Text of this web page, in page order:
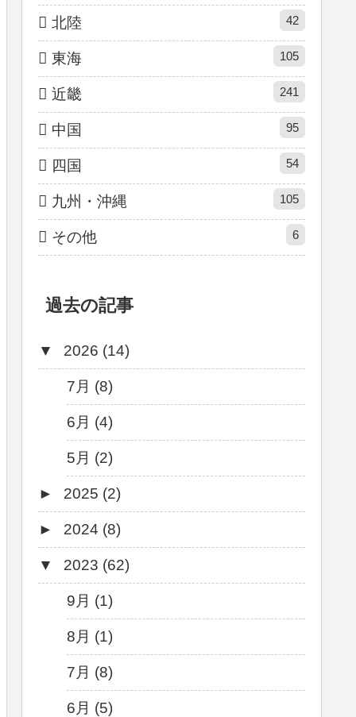
北陸 42
東海 105
近畿 241
中国 95
四国 54
九州・沖縄 105
その他 6
過去の記事
▼ 2026 (14)
7月 (8)
6月 (4)
5月 (2)
► 2025 (2)
12月 (1)
6月 (1)
► 2024 (8)
8月 (1)
7月 (1)
5月 (2)
4月 (3)
3月 (1)
▼ 2023 (62)
9月 (1)
8月 (1)
7月 (8)
6月 (5)